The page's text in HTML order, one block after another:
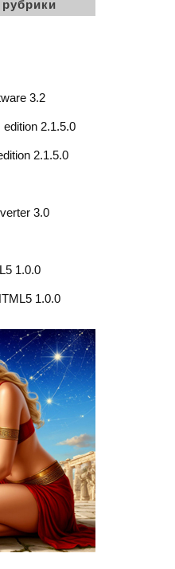
3.2
2.1.5.0
2.1.5.0
3.0
1.0.0
1.0.0